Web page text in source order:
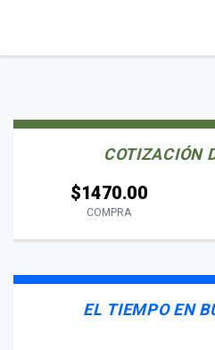
COTIZACIÓN
$1470.00
COMPRA
EL TIEMPO EN